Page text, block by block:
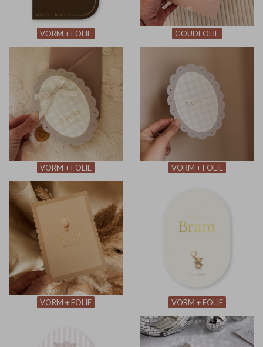
VORM + FOLIE GOUDFOLIE
VORM + FOLIE VORM + FOLIE
VORM + FOLIE VORM + FOLIE